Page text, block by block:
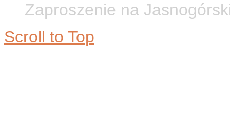
Zaproszenie na
Scroll to Top